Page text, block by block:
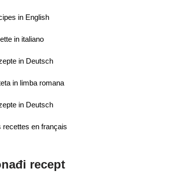
in English
in italiano
in Deutsch
in limba romana
in Deutsch
recettes en français
recept